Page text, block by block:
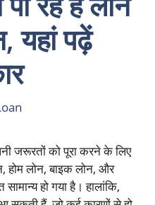
यहां पढ़ें
जरूरतों को पूरा करने के लिए
होम लोन, बाइक लोन, और
हो गया है। हालांकि,